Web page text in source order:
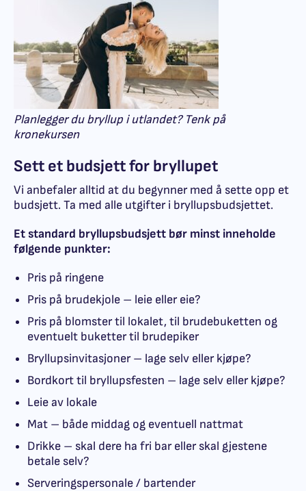
Planlegger du bryllup i utlandet? Tenk på
kronekursen
Sett et budsjett for bryllupet
Vi anbefaler alltid at du begynner med å sette opp et
budsjett. Ta med alle utgifter i bryllupsbudsjettet.
Et standard bryllupsbudsjett bør minst inneholde
følgende punkter:
Pris på ringene
Pris på brudekjole – leie eller eie?
Pris på blomster til lokalet, til brudebuketten og
eventuelt buketter til brudepiker
Bryllupsinvitasjoner – lage selv eller kjøpe?
Bordkort til bryllupsfesten – lage selv eller kjøpe?
Leie av lokale
Mat – både middag og eventuell nattmat
Drikke – skal dere ha fri bar eller skal gjestene
betale selv?
Serveringspersonale / bartender